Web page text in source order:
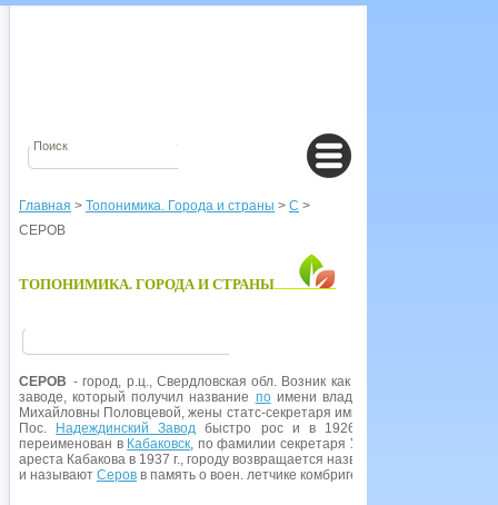
Главная > Топонимика. Города и страны > С >
СЕРОВ
ТОПОНИМИКА. ГОРОДА И СТРАНЫ
СЕРОВ - город, р.ц., Свердловская обл. Возник как пос. при
заводе, который получил название поимени владелицы завода и всего
Михайловны Половцевой, жены статс-секретаря императора,
Пос.
Надеждинский Завод быстро рос и в 1926 г. официально
переименован в Кабаковск, по фамилии секретаря Уральского, затем
ареста Кабакова в 1937 г., городу возвращается название Надеждинск,
и называют Серов в память о воен. летчике комбриге А. К. Серове (1910-